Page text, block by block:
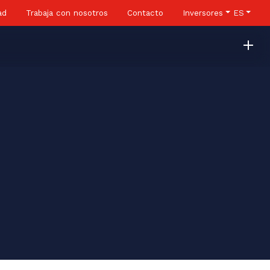
ES
Trabaja con nosotros Contacto Inversores